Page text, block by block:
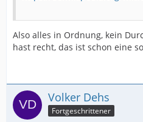
Also alles in Ordnung, kein
hast recht, das ist schon eine
Volker Dehs
Fortgeschrittener